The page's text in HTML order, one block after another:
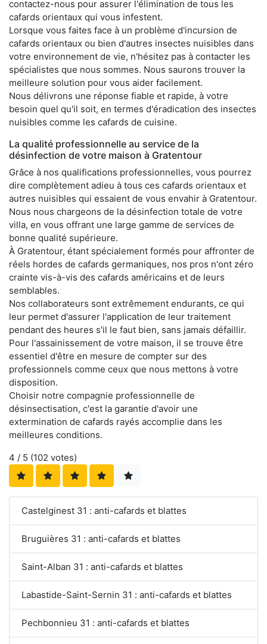
contactez-nous pour assurer l'élimination de tous les
cafards orientaux qui vous infestent.
Lorsque vous faites face à un problème d'incursion de
cafards orientaux ou bien d'autres insectes nuisibles dans
votre environnement de vie, n'hésitez pas à contacter les
spécialistes que nous sommes. Nous saurons trouver la
meilleure solution pour vous aider facilement.
Nous délivrons une réponse fiable et rapide, à votre
besoin quel qu'il soit, en termes d'éradication des insectes
nuisibles comme les cafards de cuisine.
La qualité professionnelle au service de la
désinfection de votre maison à Gratentour
Grâce à nos qualifications professionnelles, vous pourrez
dire complètement adieu à tous ces cafards orientaux et
autres nuisibles qui essaient de vous envahir à Gratentour.
Nous nous chargeons de la désinfection totale de votre
villa, en vous offrant une large gamme de services de
bonne qualité supérieure.
À Gratentour, étant spécialement formés pour affronter de
réels hordes de cafards germaniques, nos pros n'ont zéro
crainte vis-à-vis des cafards américains et de leurs
semblables.
Nos collaborateurs sont extrêmement endurants, ce qui
leur permet d'assurer l'application de leur traitement
pendant des heures s'il le faut bien, sans jamais défaillir.
Pour l'assainissement de votre maison, il se trouve être
essentiel d'être en mesure de compter sur des
professionnels comme ceux que nous mettons à votre
disposition.
Choisir notre compagnie professionnelle de
désinsectisation, c'est la garantie d'avoir une
extermination de cafards rayés accomplie dans les
meilleures conditions.
4 / 5 (102 votes)
Castelginest 31 : anti-cafards et blattes
Bruguières 31 : anti-cafards et blattes
Saint-Alban 31 : anti-cafards et blattes
Labastide-Saint-Sernin 31 : anti-cafards et blattes
Pechbonnieu 31 : anti-cafards et blattes